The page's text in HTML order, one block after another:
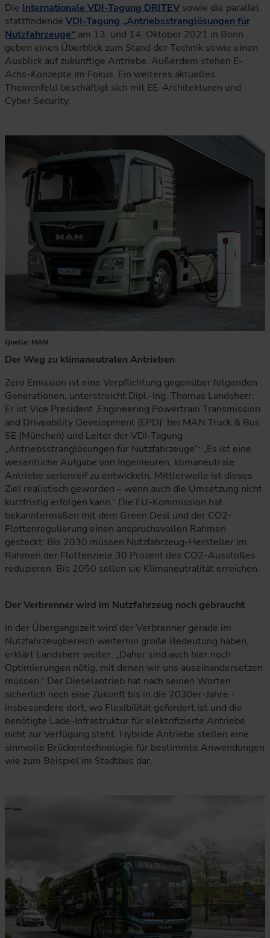
Die Internationale VDI-Tagung DRITEV sowie die parallel
stattfindende VDI-Tagung „Antriebsstranglösungen für
Nutzfahrzeuge“ am 13. und 14. Oktober 2021 in Bonn
geben einen Überblick zum Stand der Technik sowie einen
Ausblick auf zukünftige Antriebe. Außerdem stehen E-
Achs-Konzepte im Fokus. Ein weiteres aktuelles
Themenfeld beschäftigt sich mit EE-Architekturen und
Cyber Security.
Quelle: MAN
Der Weg zu klimaneutralen Antrieben
Zero Emission ist eine Verpflichtung gegenüber folgenden
Generationen, unterstreicht Dipl.-Ing. Thomas Landsherr.
Er ist Vice President ‚Engineering Powertrain Transmission
and Driveability Development (EPD)‘ bei MAN Truck & Bus
SE (München) und Leiter der VDI-Tagung
„Antriebsstranglösungen für Nutzfahrzeuge“: „Es ist eine
wesentliche Aufgabe von Ingenieuren, klimaneutrale
Antriebe serienreif zu entwickeln. Mittlerweile ist dieses
Ziel realistisch geworden – wenn auch die Umsetzung nicht
kurzfristig erfolgen kann.“ Die EU-Kommission hat
bekanntermaßen mit dem Green Deal und der CO2-
Flottenregulierung einen anspruchsvollen Rahmen
gesteckt: Bis 2030 müssen Nutzfahrzeug-Hersteller im
Rahmen der Flottenziele 30 Prozent des CO2-Ausstoßes
reduzieren. Bis 2050 sollen sie Klimaneutralität erreichen.
Der Verbrenner wird im Nutzfahrzeug noch gebraucht
In der Übergangszeit wird der Verbrenner gerade im
Nutzfahrzeugbereich weiterhin große Bedeutung haben,
erklärt Landsherr weiter: „Daher sind auch hier noch
Optimierungen nötig, mit denen wir uns auseinandersetzen
müssen.“ Der Dieselantrieb hat nach seinen Worten
sicherlich noch eine Zukunft bis in die 2030er-Jahre -
insbesondere dort, wo Flexibilität gefordert ist und die
benötigte Lade-Infrastruktur für elektrifizierte Antriebe
nicht zur Verfügung steht. Hybride Antriebe stellen eine
sinnvolle Brückentechnologie für bestimmte Anwendungen
wie zum Beispiel im Stadtbus dar.